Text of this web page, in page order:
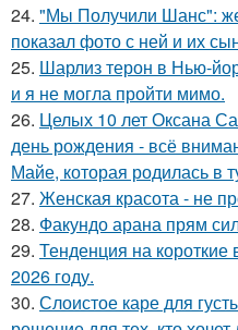
24. "Мы Получили Шанс":
показал фото с ней и их
25. Шарлиз терон в Нью-
и я не могла пройти мимо.
26. Целых 10 лет Оксана
день рождения - всё
Майе, которая родилась в
27. Женская красота - не
28. Факундо арана прям
29. Тенденция на
2026 году.
30. Слоистое каре для